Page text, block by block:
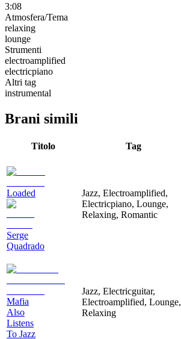
3:08
Atmosfera/Tema
relaxing
lounge
Strumenti
electroamplified
electricpiano
Altri tag
instrumental
Brani simili
Titolo Tag
Loaded
Serge
Quadrado
Jazz, Electroamplified,
Electricpiano, Lounge,
Relaxing, Romantic
Mafia
Also
Listens
To Jazz
Jazz, Electricguitar,
Electroamplified, Lounge,
Relaxing